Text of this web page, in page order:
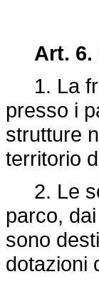
Art. 6.
1. La
presso i
strutture
territorio
2. Le
parco,
sono
dotazioni